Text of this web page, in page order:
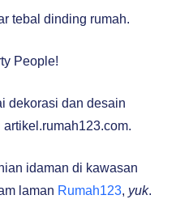
tebal dinding rumah.
People!
dekorasi dan desain
idaman di kawasan
laman Rumah123, yuk.